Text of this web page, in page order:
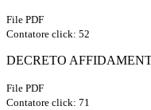
File PDF
Contatore click: 52
DECRETO
File PDF
Contatore click: 71